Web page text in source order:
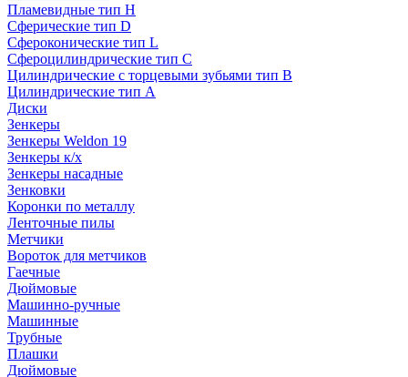
Пламевидные тип H
Сферические тип D
Сфероконические тип L
Сфероцилиндрические тип C
Цилиндрические с торцевыми зубьями тип B
Цилиндрические тип А
Диски
Зенкеры
Зенкеры Weldon 19
Зенкеры к/х
Зенкеры насадные
Зенковки
Коронки по металлу
Ленточные пилы
Метчики
Вороток для метчиков
Гаечные
Дюймовые
Машинно-ручные
Машинные
Трубные
Плашки
Дюймовые